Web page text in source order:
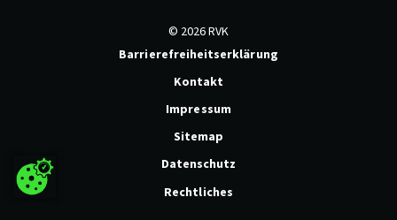
© 2026 RVK
Barrierefreiheitserklärung
Kontakt
Impressum
Sitemap
Datenschutz
Rechtliches